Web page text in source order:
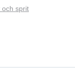
och sprit